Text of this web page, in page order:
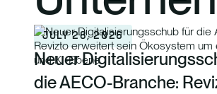
JULY 28, 2026
Neuer
die AECO-Branche: